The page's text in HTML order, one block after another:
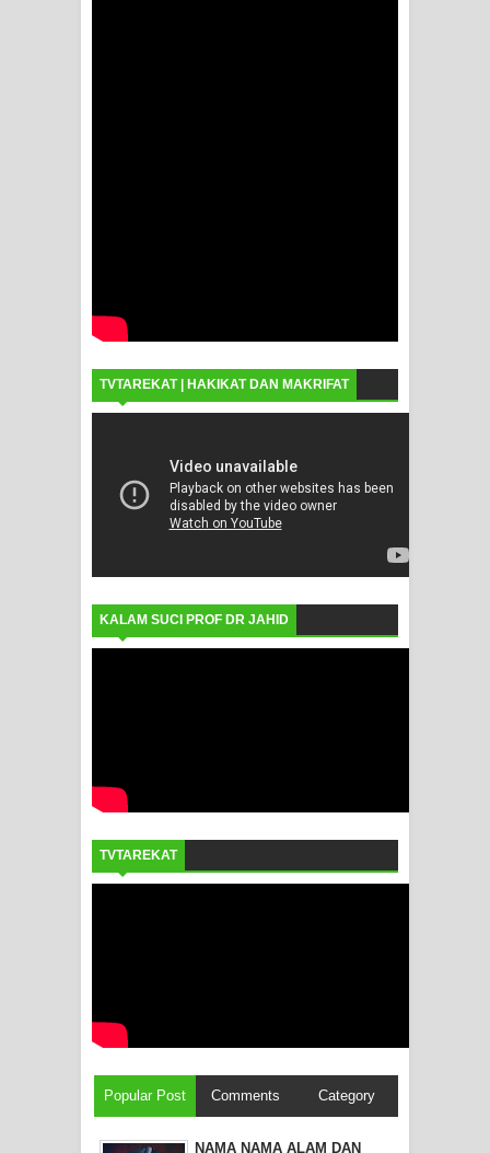
TVTAREKAT | HAKIKAT DAN MAKRIFAT
KALAM SUCI PROF DR JAHID
TVTAREKAT
Popular Post Comments Category
NAMA NAMA ALAM DAN